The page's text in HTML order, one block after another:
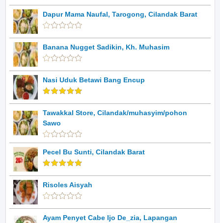
Dapur Mama Naufal, Tarogong, Cilandak Barat
Banana Nugget Sadikin, Kh. Muhasim
Nasi Uduk Betawi Bang Encup
Tawakkal Store, Cilandak/muhasyim/pohon
Sawo
Pecel Bu Sunti, Cilandak Barat
Risoles Aisyah
Ayam Penyet Cabe Ijo De_zia, Lapangan